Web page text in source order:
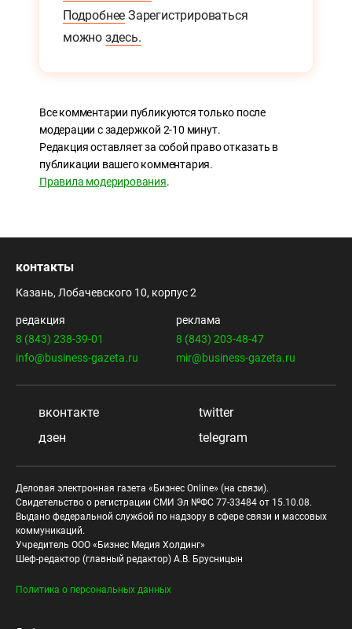
Подробнее Зарегистрироваться
можно здесь.
Все комментарии публикуются только после
модерации с задержкой 2-10 минут.
Редакция оставляет за собой право отказать в
публикации вашего комментария.
Правила модерирования.
контакты
Казань, Лобачевского 10, корпус 2
редакция
8 (843) 238-39-01
info@business-gazeta.ru
реклама
8 (843) 203-48-47
mir@business-gazeta.ru
вконтакте
twitter
дзен
telegram
Деловая электронная газета «Бизнес Online» (на связи).
Свидетельство о регистрации СМИ Эл №ФС 77-33484 от 15.10.08.
Выдано федеральной службой по надзору в сфере связи и массовых
коммуникаций.
Учредитель ООО «Бизнес Медия Холдинг»
Шеф-редактор (главный редактор) А.В. Брусницын
Политика о персональных данных